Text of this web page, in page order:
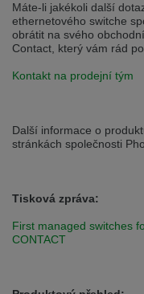
We have detected, that your
selected one. This website is
Máte-li jakékoli další
ethernetového switche
obrátit na svého
Contact, který vám rád
Kontakt na prodejní tým
Další informace o
stránkách společnosti
Tisková zpráva:
First managed switches
CONTACT